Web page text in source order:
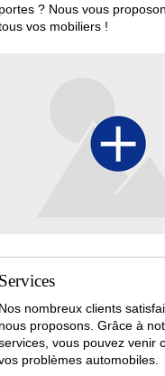
portes ? Nous vous
vos mobiliers !
Services
Nos nombreux clients
nous proposons. Grâce à
vous pouvez venir
problèmes automobiles.